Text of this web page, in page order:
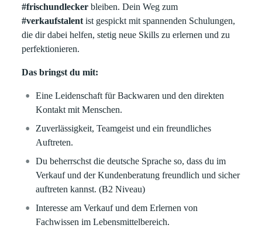
#frischundlecker bleiben. Dein Weg zum
#verkaufstalent ist gespickt mit spannenden Schulungen,
die dir dabei helfen, stetig neue Skills zu erlernen und zu
perfektionieren.
Das bringst du mit:
Eine Leidenschaft für Backwaren und den direkten
Kontakt mit Menschen.
Zuverlässigkeit, Teamgeist und ein freundliches
Auftreten.
Du beherrschst die deutsche Sprache so, dass du im
Verkauf und der Kundenberatung freundlich und sicher
auftreten kannst. (B2 Niveau)
Interesse am Verkauf und dem Erlernen von
Fachwissen im Lebensmittelbereich.